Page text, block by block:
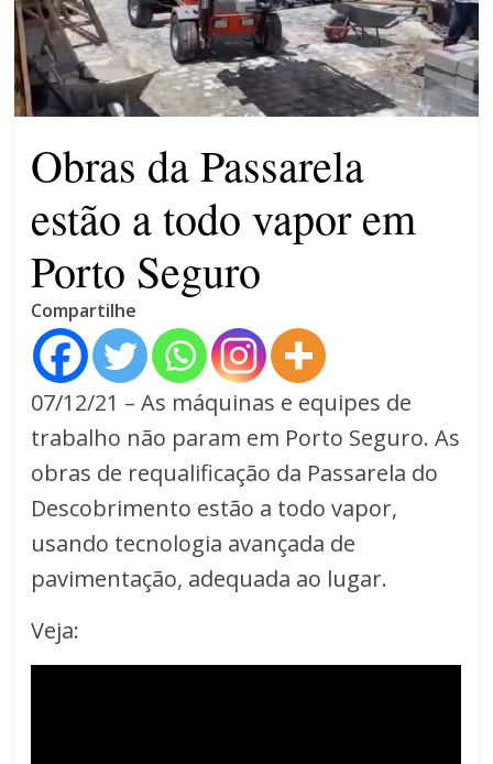
O patrimônio dos candidatos
CNJ acaba com aposentadoria
compulsória como punição
máxima para magistrados
Obras da Passarela
estão a todo vapor em
Porto Seguro
Compartilhe
07/12/21 – As máquinas e equipes de
trabalho não param em Porto Seguro. As
obras de requalificação da Passarela do
Descobrimento estão a todo vapor,
usando tecnologia avançada de
pavimentação, adequada ao lugar.
Veja: